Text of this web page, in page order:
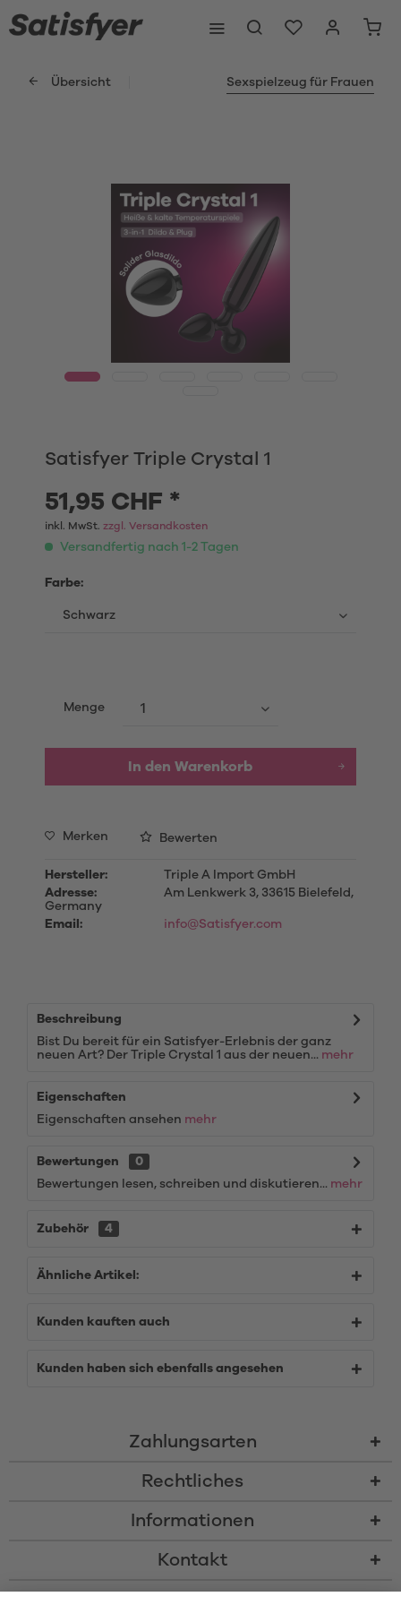
Übersicht Sexspielzeug für Frauen
Satisfyer Triple Crystal 1
51,95 CHF *
inkl. MwSt. zzgl. Versandkosten
Versandfertig nach 1-2 Tagen
Farbe:
Menge
In den Warenkorb
Merken Bewerten
Hersteller:
Triple A Import GmbH
Adresse:
Am Lenkwerk 3, 33615 Bielefeld,
Germany
Email:
info@Satisfyer.com
Beschreibung
Bist Du bereit für ein Satisfyer-Erlebnis der ganz
neuen Art? Der Triple Crystal 1 aus der neuen... mehr
Eigenschaften
Eigenschaften ansehen mehr
Bewertungen
0
Bewertungen lesen, schreiben und diskutieren... mehr
Zubehör 4
Ähnliche Artikel:
Kunden kauften auch
Kunden haben sich ebenfalls angesehen
Zahlungsarten
Rechtliches
Informationen
Kontakt